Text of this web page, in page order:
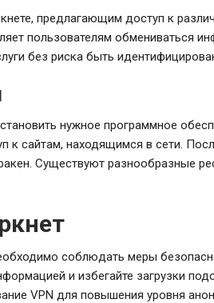
предлагающим доступ к
пользователям обмениваться
без риска быть
нужное программное
к сайтам, находящимся в сети.
Существуют разнообразные
соблюдать меры
и избегайте загрузки
VPN для повышения уровня